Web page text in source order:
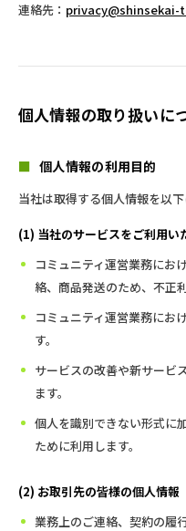
連絡先：
個人情報の取り扱いに
■ 個人情報の利用目的
当社は取得する個人情報を以
(1) 当社のサービスをご利用い
コミュニティ運営業務にお
絡、商品発送のため、不正
コミュニティ運営業務にお
す。
サービスの改善や新サービ
ます。
個人を識別できない形式に
ために利用します。
(2) お取引先の皆様の個人情報
業務上のご連絡、契約の履